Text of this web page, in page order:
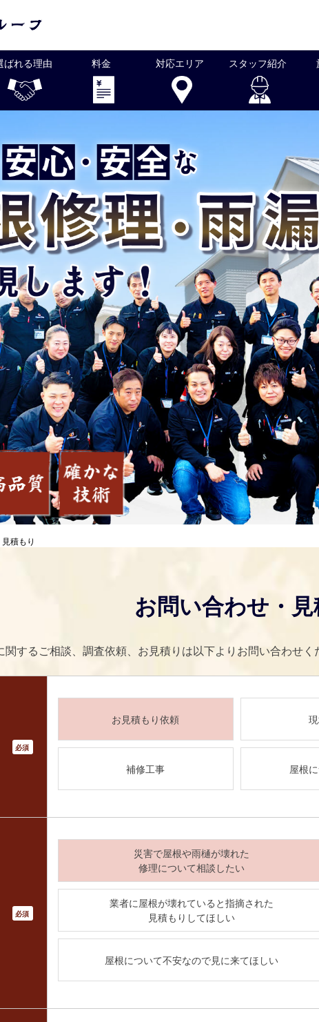
県全土と下関で屋根修理・雨漏り修理を行っております！屋
ばれる理由 料金 対応エリア スタッフ紹介
積もり
お問い合わせ・見
するご相談、調査依頼、お見積りは以下よりお問い合わせく
*
お見積もり依頼
補修工事 屋根
*
災害で屋根や雨樋が壊れた
修理について相談したい
業者に屋根が壊れていると指摘された
見積もりしてほしい
屋根について不安なので見に来てほしい